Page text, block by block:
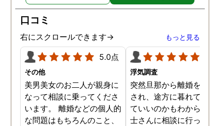
口コミ
右にスクロールできます→ もっと見る
5.0点
その他
美男美女のお二人が親身に
なって相談に乗ってくださ
います。 離婚などの個人的
な問題はもちろんのこと、
浮気調査
突然旦那から離婚を切り
され、途方に暮れてどう
ていいのかもわからず弁
士さんに相談に行ったと